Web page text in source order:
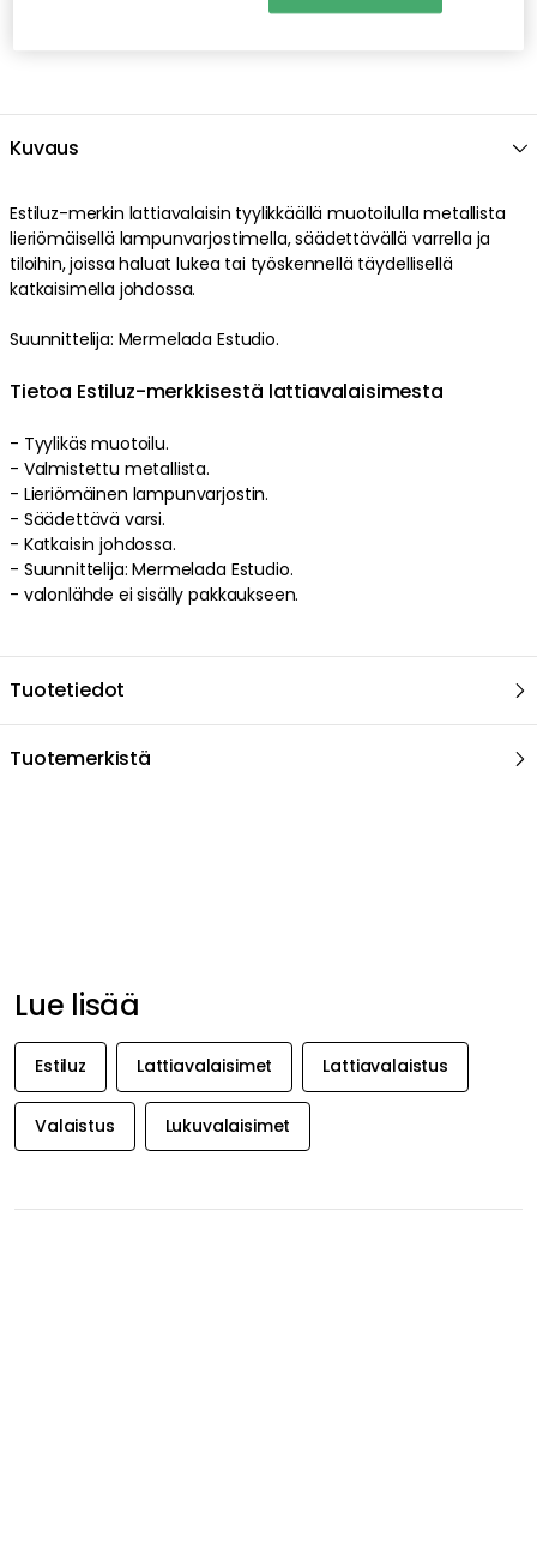
35.00 €
Avoin palautusoikeus 30 päivän ajan